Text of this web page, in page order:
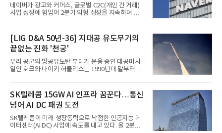
네이버가 광고와 커머스, 글로벌 C2C(개인 간 거래)
사업 성장에 힘입어 2분기 외형 성장을 지속하며 역대
자 증가와 엔비디아와 추진하는 AI 팩토리를 앞세워
AI 수익화에도 속도를 내고 있다.네이버는 올해 2분기
연결 기준 매출 3조3888억원, 영업이익 5203억원을
기록했다고 7일 밝혔다. 매출은 광고·커머스 등 핵심
사업과 글로벌 C2C 성장에 힘입어 전년 동기 대비
16.2% 증가한 분기 최대 매출을 기록했다. 반면 영업
이익은 AI 인프라 투자 영향으로 0.2% 감소했다.사업
플랫폼은
[LIG D&A 50년-36] 지대공 유도무기의
끝없는 진화 '천궁'
우리 공군의 방공유도탄 부대가 운용 중인 대공미사
일인 호크와 나이키 허큘리스는 1990년대 말부터 성
기존 미사일체계를 대체할 중고도 및 중거리 대공미
사일을 개발하기로 결정했다.처음 KM-SAM 사업으로
불린 이 사업의 명칭은 호크(Iron Hawk, 철매)를 대체
한다는 의미에서 ‘철매Ⅱ’ 로 정해졌다. 철매Ⅱ 개발
사업은 미사일체계 완성 후인 2011년 ‘천궁(天弓)’으
로 다시 장비명이 바뀌었다. 17개 업체와 관련 기관이
참여한 가운데 LIG 넥스원은 탐색 개발에서 체계개발
SK텔레콤 15GW AI 인프라 꿈꾼다…통신
넘어 AI DC 패권 도전
SK텔레콤이 미래 성장동력으로 낙점한 인공지능 데
이터센터(AI DC) 사업에 속도를 내고 있다. 올 2분기